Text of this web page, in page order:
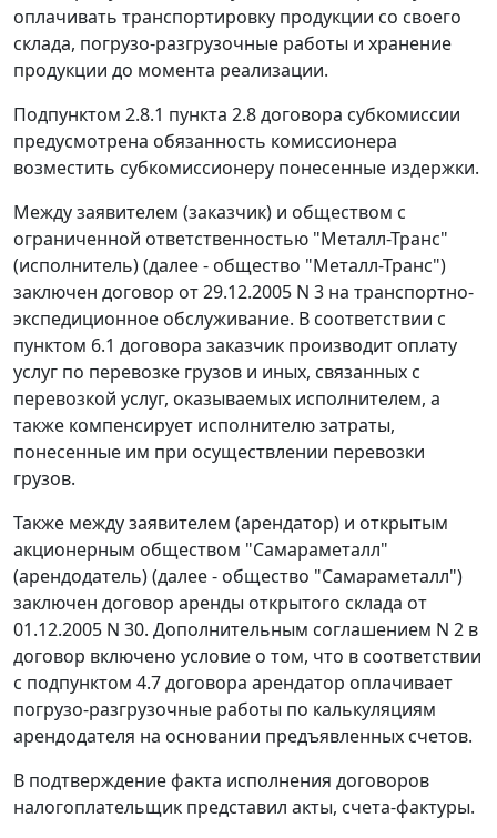
оплачивать транспортировку продукции со своего
склада, погрузо-разгрузочные работы и хранение
продукции до момента реализации.
Подпунктом 2.8.1 пункта 2.8 договора субкомиссии
предусмотрена обязанность комиссионера
возместить субкомиссионеру понесенные издержки.
Между заявителем (заказчик) и обществом с
ограниченной ответственностью "Металл-Транс"
(исполнитель) (далее - общество "Металл-Транс")
заключен договор от 29.12.2005 N 3 на транспортно-
экспедиционное обслуживание. В соответствии с
пунктом 6.1 договора заказчик производит оплату
услуг по перевозке грузов и иных, связанных с
перевозкой услуг, оказываемых исполнителем, а
также компенсирует исполнителю затраты,
понесенные им при осуществлении перевозки
грузов.
Также между заявителем (арендатор) и открытым
акционерным обществом "Самараметалл"
(арендодатель) (далее - общество "Самараметалл")
заключен договор аренды открытого склада от
01.12.2005 N 30. Дополнительным соглашением N 2 в
договор включено условие о том, что в соответствии
с подпунктом 4.7 договора арендатор оплачивает
погрузо-разгрузочные работы по калькуляциям
арендодателя на основании предъявленных счетов.
В подтверждение факта исполнения договоров
налогоплательщик представил акты, счета-фактуры.